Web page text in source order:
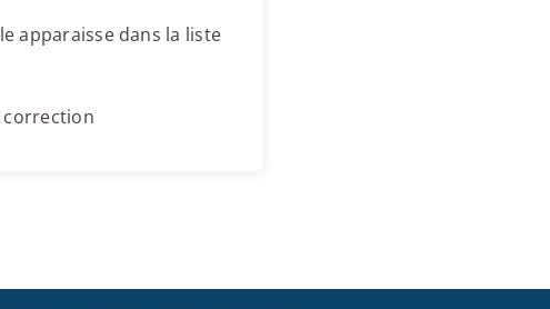
apparaisse dans la liste